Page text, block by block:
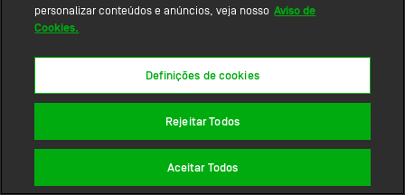
personalizar conteúdos e anúncios, veja nosso Aviso de
Cookies.
Definições de cookies
Rejeitar Todos
Aceitar Todos